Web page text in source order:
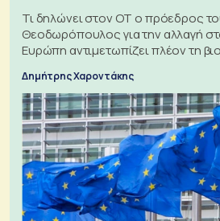
Τι δηλώνει στον ΟΤ ο πρόεδρος
Θεοδωρόπουλος για την αλλαγή
Ευρώπη αντιμετωπίζει πλέον τη
Δημήτρης Χαροντάκης